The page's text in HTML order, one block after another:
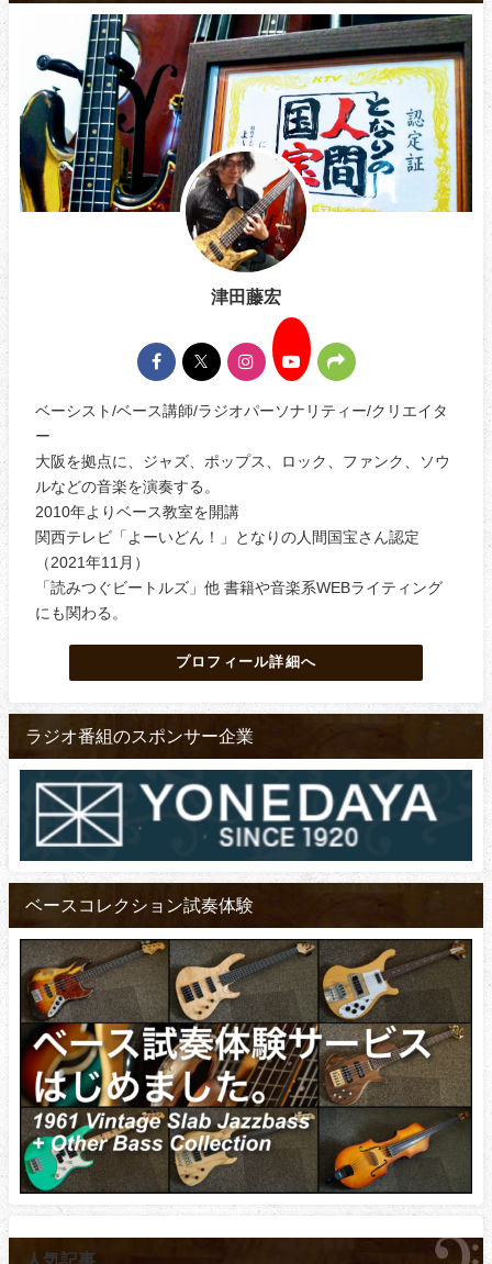
津田藤宏
ベーシスト/ベース講師/ラジオパーソナリティー/クリエイタ
ー
大阪を拠点に、ジャズ、ポップス、ロック、ファンク、ソウ
ルなどの音楽を演奏する。
2010年よりベース教室を開講
関西テレビ「よーいどん！」となりの人間国宝さん認定
（2021年11月）
「読みつぐビートルズ」他 書籍や音楽系WEBライティング
にも関わる。
プロフィール詳細へ
ラジオ番組のスポンサー企業
ベースコレクション試奏体験
人気記事